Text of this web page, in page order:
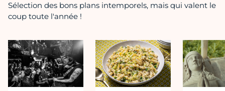
Sélection des bons plans intemporels, mais qui valent le
coup toute l'année !